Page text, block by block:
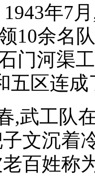
年7
10余名
门河渠
五区连成
,武工队
文沉着
百姓称